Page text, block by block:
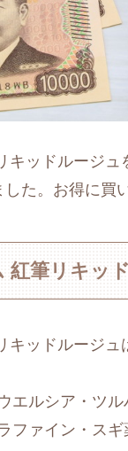
キッドルージ
た。お得に買
紅筆リキッ
キッドルージュ
エルシア・ツ
ファイン・スギ